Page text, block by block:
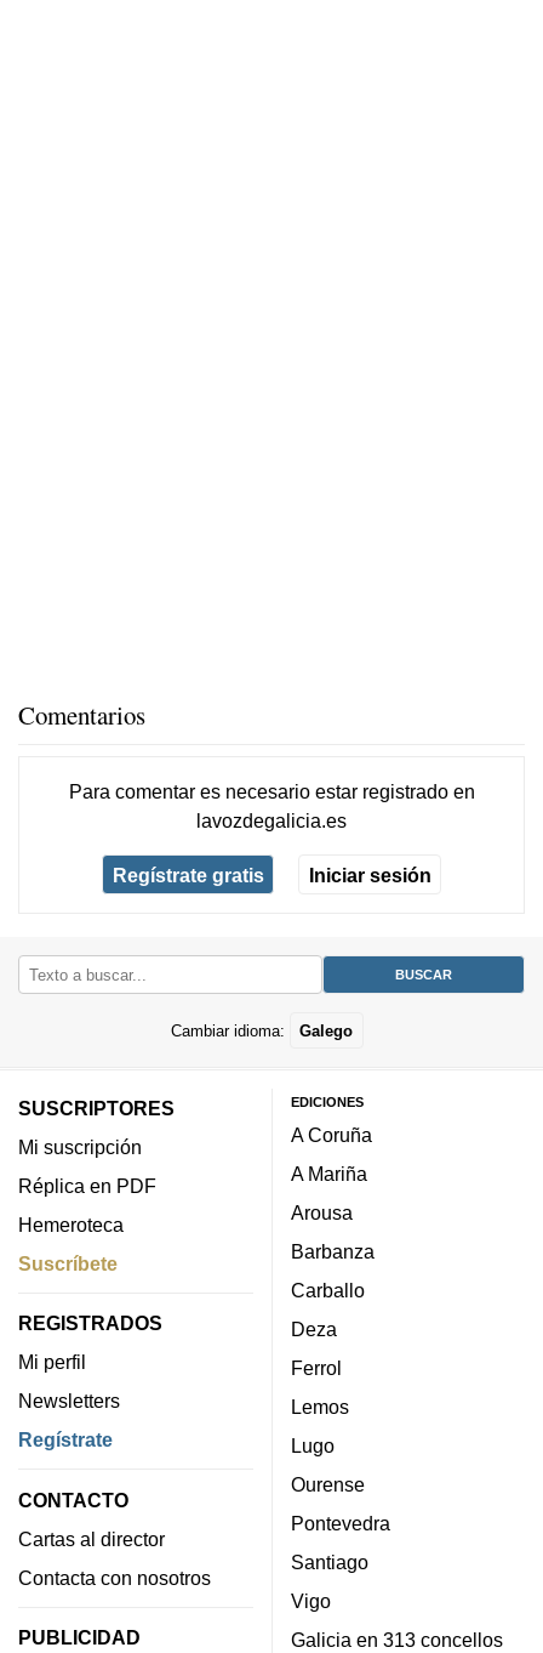
Comentarios
Para comentar es necesario estar registradoen
lavozdegalicia.es
Regístrate gratis Iniciar sesión
Cambiar idioma: Galego
SUSCRIPTORES
Mi suscripción
Réplica en PDF
Hemeroteca
Suscríbete
REGISTRADOS
Mi perfil
Newsletters
Regístrate
CONTACTO
Cartas al director
Contacta con nosotros
PUBLICIDAD
EDICIONES
A Coruña
A Mariña
Arousa
Barbanza
Carballo
Deza
Ferrol
Lemos
Lugo
Ourense
Pontevedra
Santiago
Vigo
Galicia en 313 concellos